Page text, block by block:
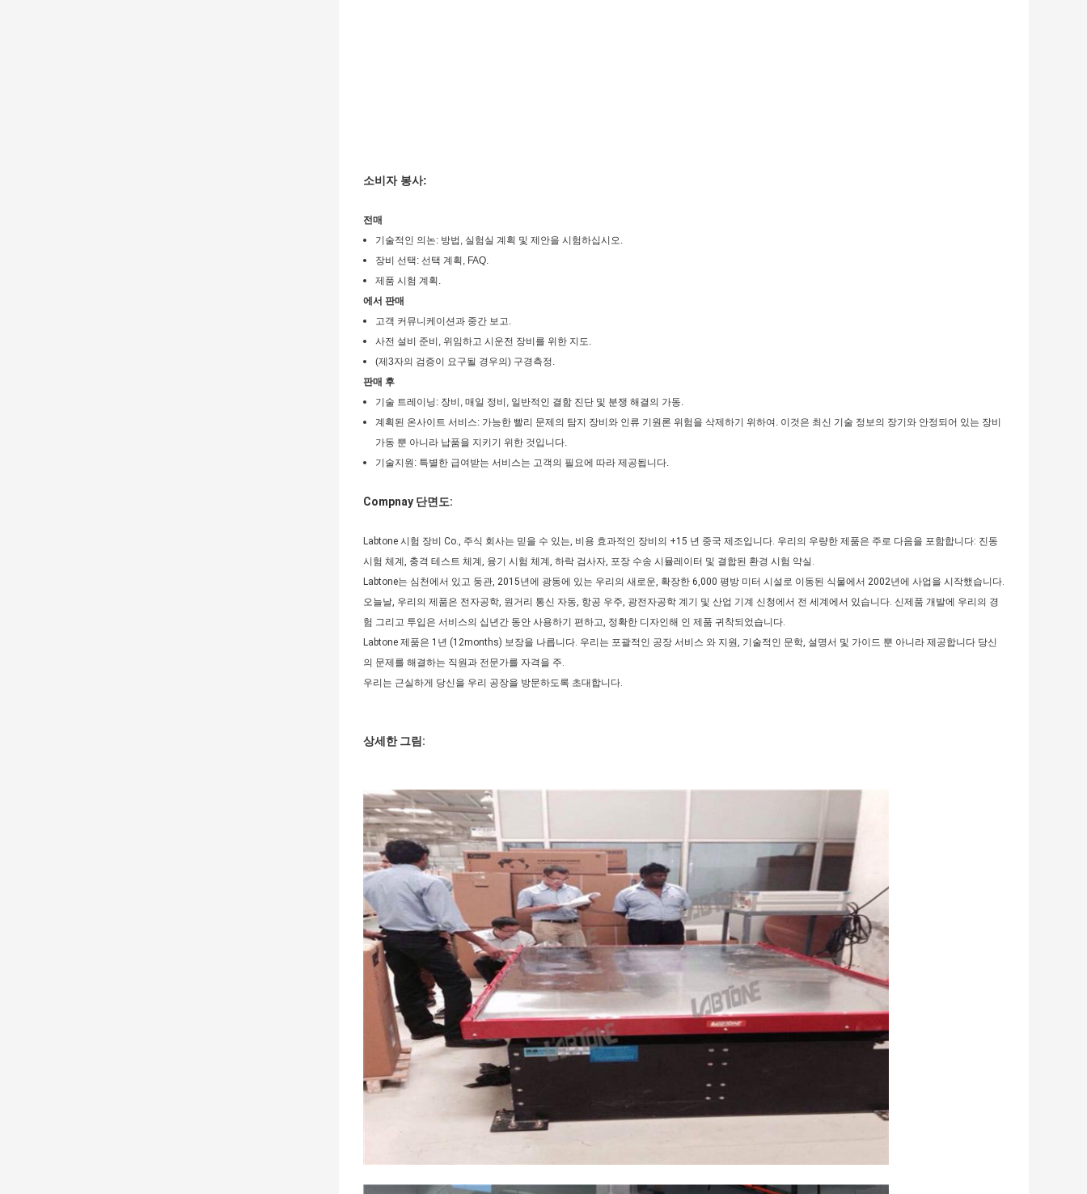
소비자 봉사:
전매
기술적인 의논: 방법, 실험실 계획 및 제안을 시험하십시오.
장비 선택: 선택 계획, FAQ.
제품 시험 계획.
에서 판매
고객 커뮤니케이션과 중간 보고.
사전 설비 준비, 위임하고 시운전 장비를 위한 지도.
(제3자의 검증이 요구될 경우의) 구경측정.
판매 후
기술 트레이닝: 장비, 매일 정비, 일반적인 결함 진단 및 분쟁 해결의 가동.
계획된 온사이트 서비스: 가능한 빨리 문제의 탐지 장비와 인류 기원론 위험을 삭제하기 위하여. 이것은 최신 기술 정보의 장기와 안정되어 있는 장비
가동 뿐 아니라 납품을 지키기 위한 것입니다.
기술지원: 특별한 급여받는 서비스는 고객의 필요에 따라 제공됩니다.
Compnay 단면도:
Labtone 시험 장비 Co., 주식 회사는 믿을 수 있는, 비용 효과적인 장비의 +15 년 중국 제조입니다. 우리의 우량한 제품은 주로 다음을 포함합니다: 진동
시험 체계, 충격 테스트 체계, 융기 시험 체계, 하락 검사자, 포장 수송 시뮬레이터 및 결합된 환경 시험 약실.
Labtone는 심천에서 있고 둥관, 2015년에 광동에 있는 우리의 새로운, 확장한 6,000 평방 미터 시설로 이동된 식물에서 2002년에 사업을 시작했습니다.
오늘날, 우리의 제품은 전자공학, 원거리 통신 자동, 항공 우주, 광전자공학 계기 및 산업 기계 신청에서 전 세계에서 있습니다. 신제품 개발에 우리의 경
험 그리고 투입은 서비스의 십년간 동안 사용하기 편하고, 정확한 디자인해 인 제품 귀착되었습니다.
Labtone 제품은 1년 (12months) 보장을 나릅니다. 우리는 포괄적인 공장 서비스 와 지원, 기술적인 문학, 설명서 및 가이드 뿐 아니라 제공합니다 당신
의 문제를 해결하는 직원과 전문가를 자격을 주.
우리는 근실하게 당신을 우리 공장을 방문하도록 초대합니다.
상세한 그림: